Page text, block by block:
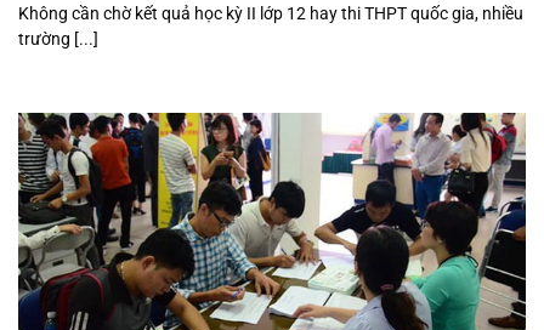
Không cần chờ kết quả học kỳ II lớp 12 hay thi THPT quốc gia, nhiều
trường [...]